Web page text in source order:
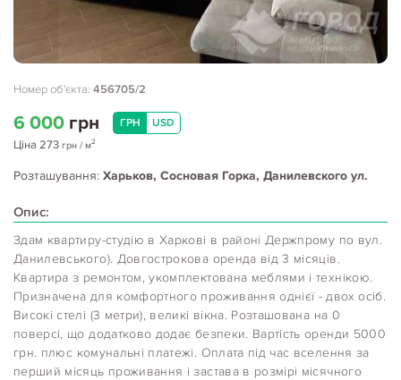
Номер об'єкта: 456705/2
6 000 грн ГРН USD
Ціна 273 грн / м2
Розташування: Харьков, Сосновая Горка, Данилевского ул.
Опис:
Здам квартиру-студію в Харкові в районі Держпрому по вул.
Данилевського). Довгострокова оренда від 3 місяців.
Квартира з ремонтом, укомплектована меблями і технікою.
Призначена для комфортного проживання однієї - двох осіб.
Високі стелі (3 метри), великі вікна. Розташована на 0
поверсі, що додатково додає безпеки. Вартість оренди 5000
грн. плюс комунальні платежі. Оплата під час вселення за
перший місяць проживання і застава в розмірі місячного